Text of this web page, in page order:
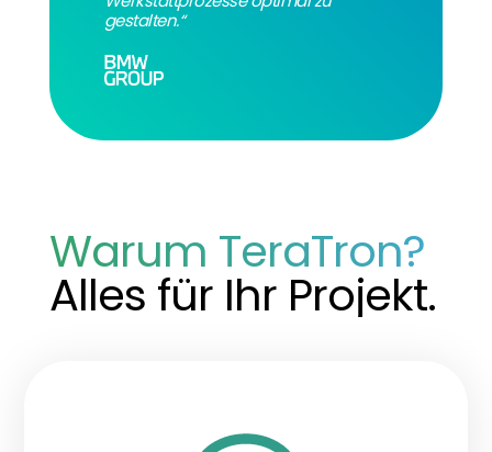
gestalten.“
Warum TeraTron?
Alles für Ihr Projekt.